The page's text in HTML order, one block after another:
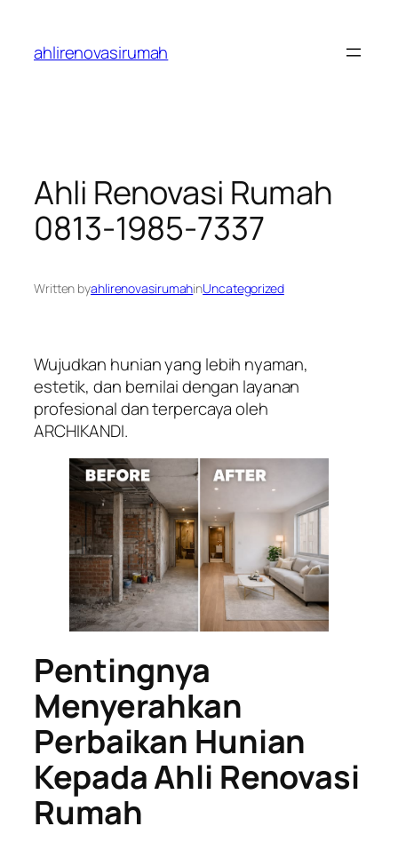
content
ahlirenovasirumah
Ahli Renovasi Rumah
0813-1985-7337
Written byahlirenovasirumahinUncategorized
Wujudkan hunian yang lebih nyaman,
estetik, dan bernilai dengan layanan
profesional dan terpercaya oleh
ARCHIKANDI.
Pentingnya
Menyerahkan
Perbaikan Hunian
Kepada Ahli Renovasi
Rumah